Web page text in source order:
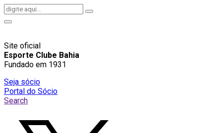
Site oficial
Esporte Clube Bahia
Fundado em 1931
Seja sócio
Portal do Sócio
Search